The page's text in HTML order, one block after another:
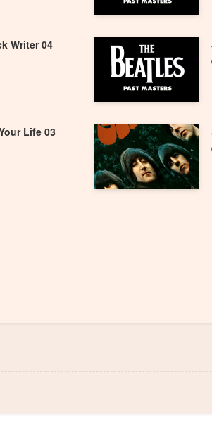
Writer 04
Life 03